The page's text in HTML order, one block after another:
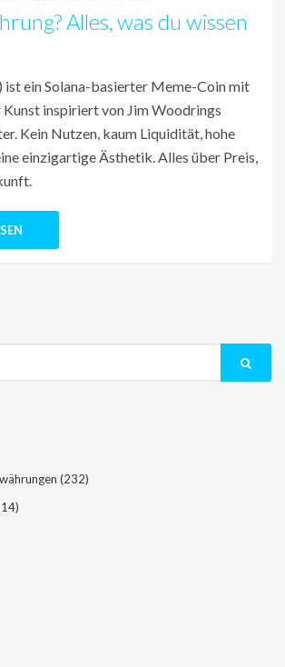
Alles, was du wissen
ist ein Solana-basierter Meme-Coin mit
inspiriert von Jim Woodrings
Kein Nutzen, kaum Liquidität, hohe
einzigartige Ästhetik. Alles über Preis,
(232)